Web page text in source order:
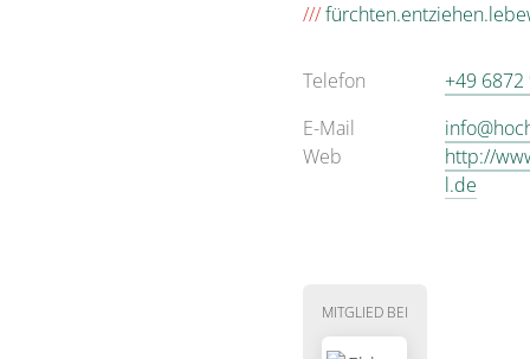
///
Telefon
+49 6872
E-Mail
Web
http://
l.de
MITGLIED BEI